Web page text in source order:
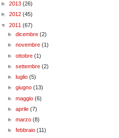
► 2013 (26)
► 2012 (45)
▼ 2011 (67)
►dicembre(2)
►novembre(1)
►ottobre(1)
►settembre(2)
►luglio(5)
►giugno(13)
►maggio(6)
►aprile(7)
►marzo(8)
►febbraio(11)